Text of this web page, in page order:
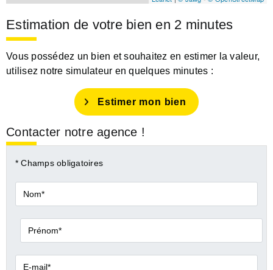
Estimation de votre bien en 2 minutes
Vous possédez un bien et souhaitez en estimer la valeur,
utilisez notre simulateur en quelques minutes :
Estimer mon bien
Contacter notre agence !
* Champs obligatoires
Nom*
Prénom*
E-